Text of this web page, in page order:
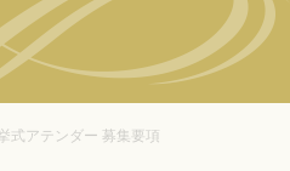
式アテンダー 募集要項